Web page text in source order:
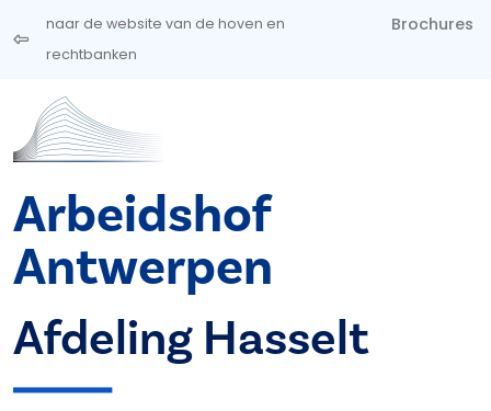
Overslaan en naar de inhoud gaan
naar de website van de hoven en
rechtbanken
Brochures
Arbeidshof
Antwerpen
Afdeling Hasselt